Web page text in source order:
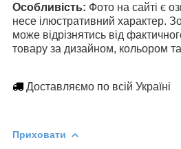
Особливість: Фото на сайті є
несе ілюстративний характер.
може відрізнятись від
товару за дизайном, кольором та
Доставляємо по всій Україні
Приховати